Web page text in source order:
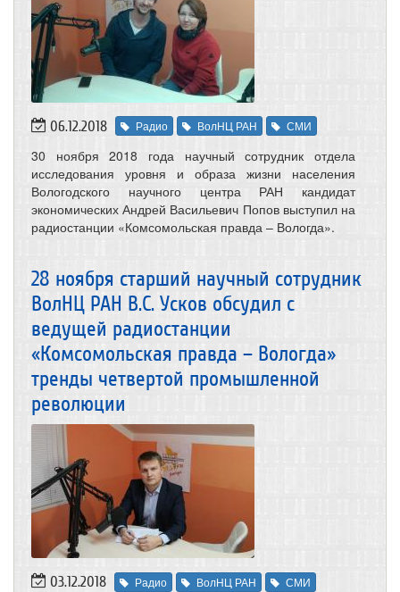
06.12.2018 Радио ВолНЦ РАН СМИ
30 ноября 2018 года научный сотрудник отдела
исследования уровня и образа жизни населения
Вологодского научного центра РАН кандидат
экономических Андрей Васильевич Попов выступил на
радиостанции «Комсомольская правда – Вологда».
28 ноября старший научный сотрудник
ВолНЦ РАН В.С. Усков обсудил с
ведущей радиостанции
«Комсомольская правда – Вологда»
тренды четвертой промышленной
революции
03.12.2018 Радио ВолНЦ РАН СМИ